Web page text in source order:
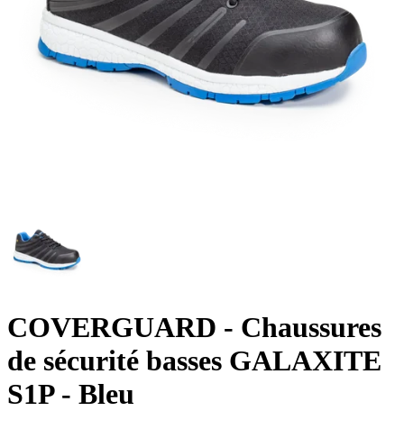
COVERGUARD - Chaussures
de sécurité basses GALAXITE
S1P - Bleu